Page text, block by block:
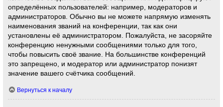
определённых пользователей: например, модераторов и
администраторов. Обычно вы не можете напрямую изменять
наименования званий на конференции, так как они
установлены её администратором. Пожалуйста, не засоряйте
конференцию ненужными сообщениями только для того,
чтобы повысить своё звание. На большинстве конференций
это запрещено, и модератор или администратор понизят
значение вашего счётчика сообщений.
Вернуться к началу